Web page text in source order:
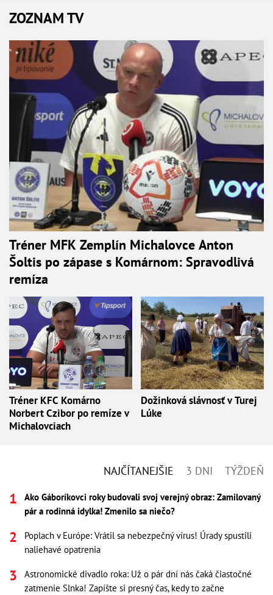
ZOZNAM TV
Tréner MFK Zemplín Michalovce Anton
Šoltis po zápase s Komárnom: Spravodlivá
remíza
Tréner KFC Komárno
Norbert Czibor po remíze v
Michalovciach
Dožinková slávnosť v Turej
Lúke
NAJČÍTANEJŠIE 3 DNI TÝŽDEŇ
Ako Gáboríkovci roky budovali svoj verejný obraz: Zamilovaný
pár a rodinná idylka! Zmenilo sa niečo?
Poplach v Európe: Vrátil sa nebezpečný vírus! Úrady spustili
naliehavé opatrenia
Astronomické divadlo roka: Už o pár dní nás čaká čiastočné
zatmenie Slnka! Zapíšte si presný čas, kedy to začne